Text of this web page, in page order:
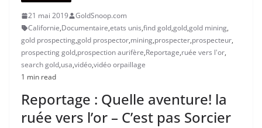
21 mai 2019
GoldSnoop.com
Californie,Documentaire,etats unis,find gold,gold,gold mining,
gold prospecting,gold prospector,mining,prospecter,prospecteur,
prospecting gold,prospection aurifère,Reportage,ruée vers l'or,
search gold,usa,vidéo,vidéo orpaillage
1 min read
Reportage : Quelle aventure! la
ruée vers l’or – C’est pas Sorcier